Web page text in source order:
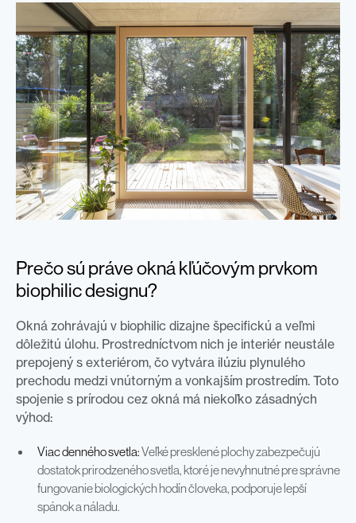
Prečo sú práve okná kľúčovým prvkom
biophilic designu?
Okná zohrávajú v biophilic dizajne špecifickú a veľmi
dôležitú úlohu. Prostredníctvom nich je interiér neustále
prepojený s exteriérom, čo vytvára ilúziu plynulého
prechodu medzi vnútorným a vonkajším prostredím. Toto
spojenie s prírodou cez okná má niekoľko zásadných
výhod:
Viac denného svetla:Veľké presklené plochy zabezpečujú
dostatok prirodzeného svetla, ktoré je nevyhnutné pre správne
fungovanie biologických hodín človeka, podporuje lepší
spánok a náladu.